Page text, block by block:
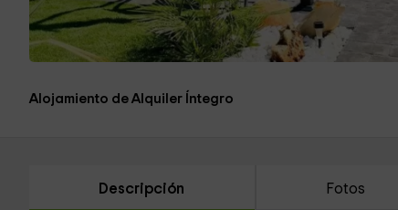
Alojamiento de Alquiler Íntegro
Descripción Fotos